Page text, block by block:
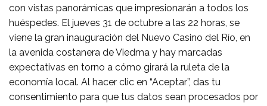
con vistas panorámicas que impresionarán a todos los
huéspedes. El jueves 31 de octubre a las 22 horas, se
viene la gran inauguración del Nuevo Casino del Río, en
la avenida costanera de Viedma y hay marcadas
expectativas en torno a cómo girará la ruleta de la
economía local. Al hacer clic en “Aceptar”, das tu
consentimiento para que tus datos sean procesados por